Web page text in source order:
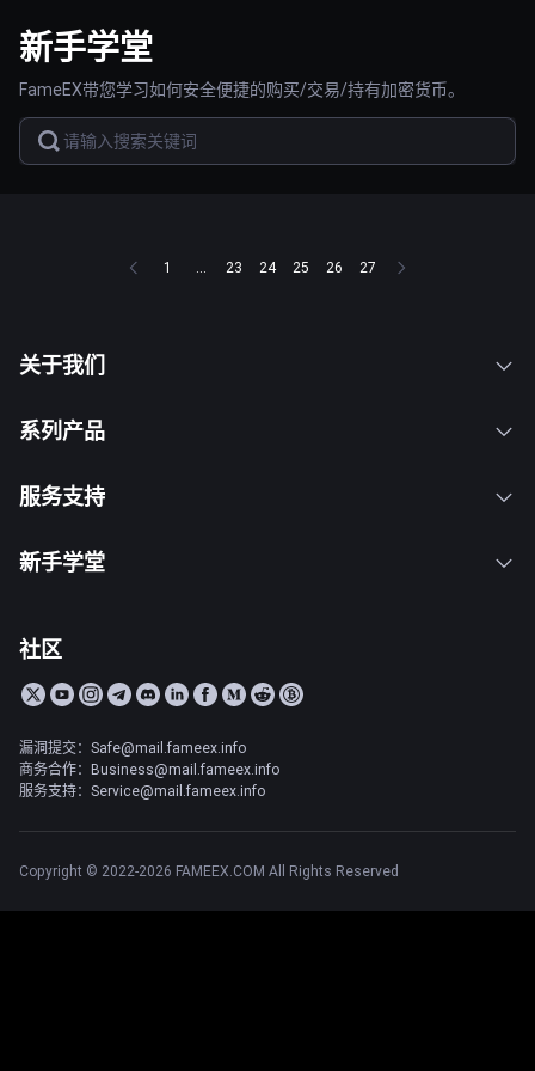
新手学堂
FameEX带您学习如何安全便捷的购买/交易/持有加密货币。
1 ... 23 24 25 26 27
关于我们
系列产品
服务支持
新手学堂
社区
漏洞提交：Safe@mail.fameex.info
商务合作：Business@mail.fameex.info
服务支持：Service@mail.fameex.info
Copyright © 2022-2026 FAMEEX.COM All Rights Reserved